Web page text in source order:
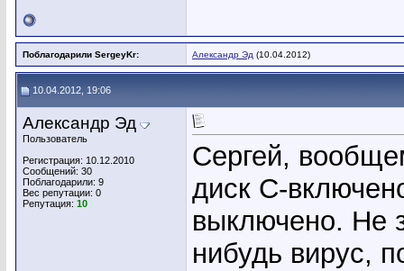
Поблагодарили SergeyKr: Александр Эд (10.04.2012)
10.04.2012, 19:06
Александр Эд
Пользователь
Регистрация: 10.12.2010
Сообщений: 30
Поблагодарили: 9
Вес репутации: 0
Репутация: 10
Сергей,
диск С-
выключено. Не
нибудь вирус,